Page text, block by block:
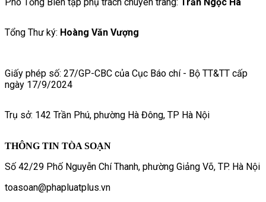
Tổng Thư ký: Hoàng Văn Vượng
Giấy phép số: 27/GP-CBC của Cục Báo chí - Bộ TT&TT cấp
ngày 17/9/2024
Trụ sở: 142 Trần Phú, phường Hà Đông, TP Hà Nội
THÔNG TIN TÒA SOẠN
Số 42/29 Phố Nguyễn Chí Thanh, phường Giảng Võ, TP. Hà Nội
toasoan@phapluatplus.vn